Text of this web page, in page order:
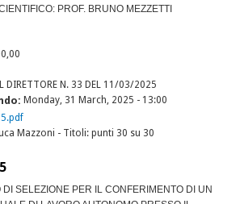
PROF. BRUNO MEZZETTI
DIRETTORE N. 33 DEL 11/03/2025
Monday, 31 March, 2025 - 13:00
Mazzoni - Titoli: punti 30 su 30
DI SELEZIONE PER IL CONFERIMENTO DI UN